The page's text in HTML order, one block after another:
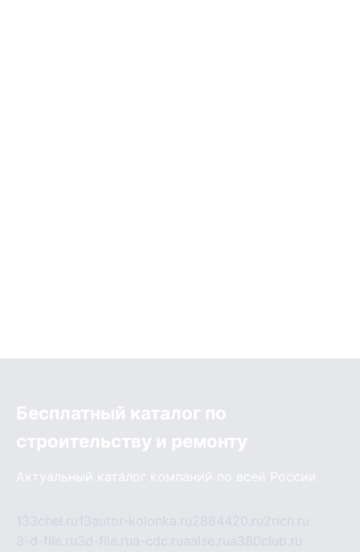
Бесплатный каталог по
строительству и ремонту
Актуальный каталог компаний по всей России
133chel.ru13autor-kolonka.ru2864420.ru2rich.ru
3-d-file.ru3d-file.rua-cdc.ruaalse.rua380club.ru